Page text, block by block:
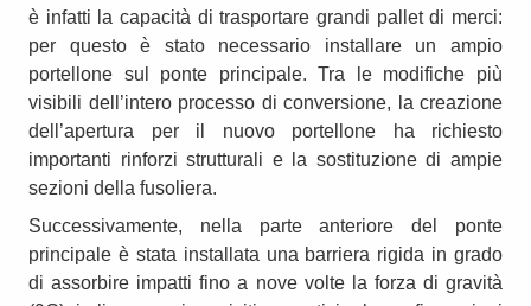
è infatti la capacità di trasportare grandi pallet di merci:
per questo è stato necessario installare un ampio
portellone sul ponte principale. Tra le modifiche più
visibili dell’intero processo di conversione, la creazione
dell’apertura per il nuovo portellone ha richiesto
importanti rinforzi strutturali e la sostituzione di ampie
sezioni della fusoliera.
Successivamente, nella parte anteriore del ponte
principale è stata installata una barriera rigida in grado
di assorbire impatti fino a nove volte la forza di gravità